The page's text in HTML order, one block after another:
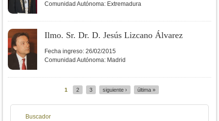
Comunidad Autónoma: Extremadura
Ilmo. Sr. Dr. D. Jesús Lizcano Álvarez
Fecha ingreso: 26/02/2015
Comunidad Autónoma: Madrid
1 2 3 siguiente › última »
Buscador